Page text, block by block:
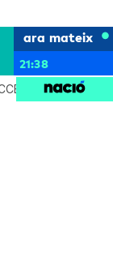
ara mateix
21:38
AGENDA